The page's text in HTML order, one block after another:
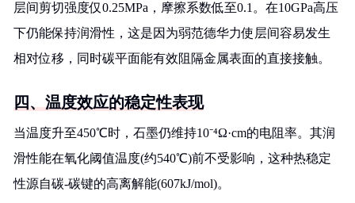
层间剪切强度仅0.25MPa，摩擦系数低至0.1。在10GPa高压
下仍能保持润滑性，这是因为弱范德华力使层间容易发生
相对位移，同时碳平面能有效阻隔金属表面的直接接触。
四、温度效应的稳定性表现
当温度升至450℃时，石墨仍维持10⁻⁴Ω·cm的电阻率。其润
滑性能在氧化阈值温度(约540℃)前不受影响，这种热稳定
性源自碳-碳键的高离解能(607kJ/mol)。